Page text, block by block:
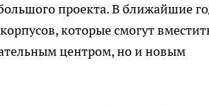
проекта. В ближайшие
которые смогут
центром, но и новым